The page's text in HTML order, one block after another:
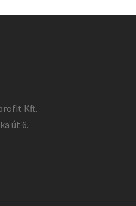
Kft.
út 6.